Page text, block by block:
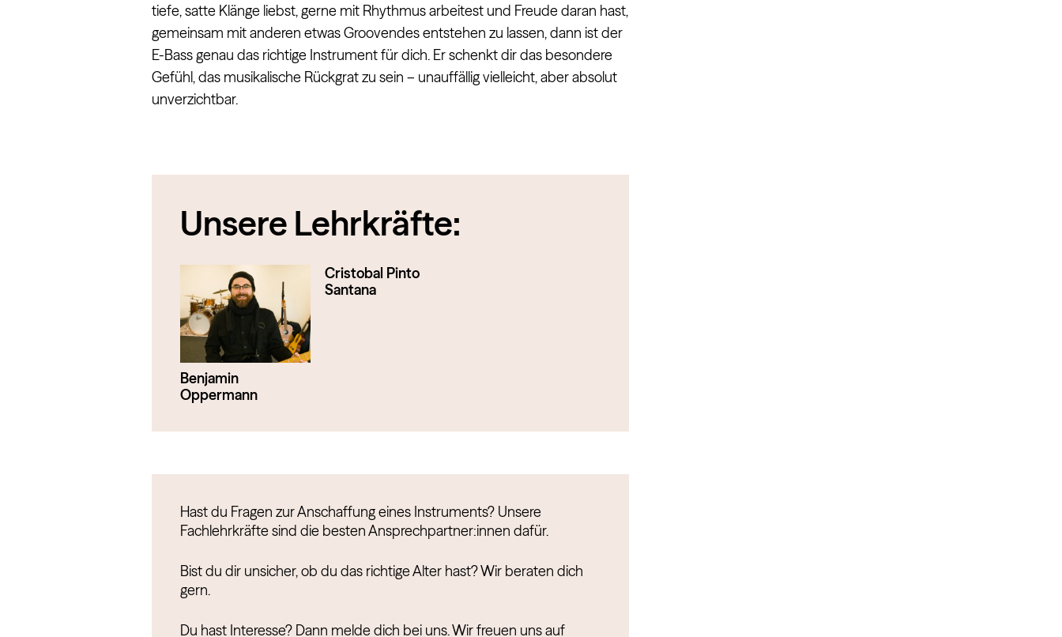
tiefe, satte Klänge liebst, gerne mit Rhythmus arbeitest und Freude daran hast,
gemeinsam mit anderen etwas Groovendes entstehen zu lassen, dann ist der
E-Bass genau das richtige Instrument für dich. Er schenkt dir das besondere
Gefühl, das musikalische Rückgrat zu sein – unauffällig vielleicht, aber absolut
unverzichtbar.
Unsere Lehrkräfte:
Benjamin
Oppermann
Cristobal Pinto
Santana
Hast du Fragen zur Anschaffung eines Instruments? Unsere
Fachlehrkräfte sind die besten Ansprechpartner:innen dafür.
Bist du dir unsicher, ob du das richtige Alter hast? Wir beraten dich
gern.
Du hast Interesse? Dann melde dich bei uns. Wir freuen uns auf